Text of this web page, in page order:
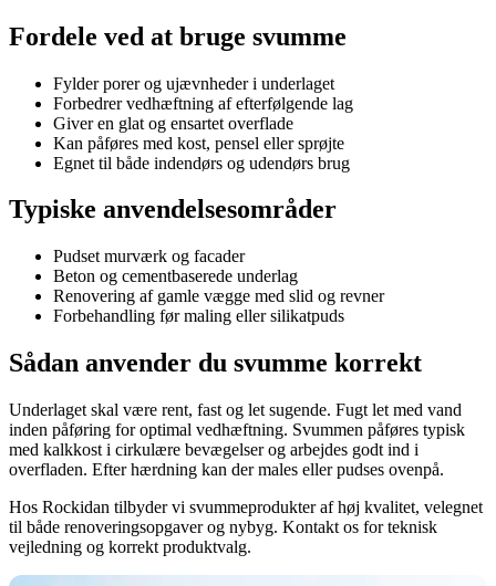
Fordele ved at bruge svumme
Fylder porer og ujævnheder i underlaget
Forbedrer vedhæftning af efterfølgende lag
Giver en glat og ensartet overflade
Kan påføres med kost, pensel eller sprøjte
Egnet til både indendørs og udendørs brug
Typiske anvendelsesområder
Pudset murværk og facader
Beton og cementbaserede underlag
Renovering af gamle vægge med slid og revner
Forbehandling før maling eller silikatpuds
Sådan anvender du svumme korrekt
Underlaget skal være rent, fast og let sugende. Fugt let med vand
inden påføring for optimal vedhæftning. Svummen påføres typisk
med kalkkost i cirkulære bevægelser og arbejdes godt ind i
overfladen. Efter hærdning kan der males eller pudses ovenpå.
Hos Rockidan tilbyder vi svummeprodukter af høj kvalitet, velegnet
til både renoveringsopgaver og nybyg. Kontakt os for teknisk
vejledning og korrekt produktvalg.